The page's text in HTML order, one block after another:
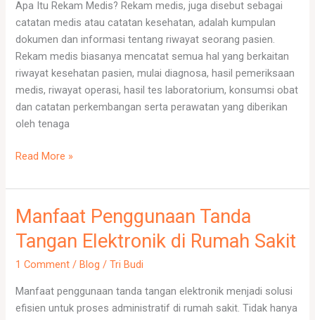
Apa Itu Rekam Medis? Rekam medis, juga disebut sebagai
catatan medis atau catatan kesehatan, adalah kumpulan
dokumen dan informasi tentang riwayat seorang pasien.
Rekam medis biasanya mencatat semua hal yang berkaitan
riwayat kesehatan pasien, mulai diagnosa, hasil pemeriksaan
medis, riwayat operasi, hasil tes laboratorium, konsumsi obat
dan catatan perkembangan serta perawatan yang diberikan
oleh tenaga
Catatan
Medis
Read More »
Manfaat Penggunaan Tanda
Tangan Elektronik di Rumah Sakit
1 Comment /Blog /Tri Budi
Manfaat penggunaan tanda tangan elektronik menjadi solusi
efisien untuk proses administratif di rumah sakit. Tidak hanya
Manfaat
Tanda
Tangan
di
Rumah